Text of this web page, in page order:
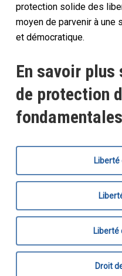
protection solide des
moyen de parvenir à
et démocratique.
En savoir
de protection
Liberté
Liberté
Droit